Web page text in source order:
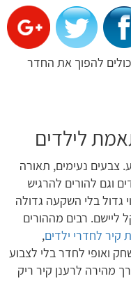
להפוך את החדר
לילדים
צבעים נעימים, תאורה
וגם להורים להרגיש
גדול בלי השקעה גדולה
ליישם. רבים מההורים
קיר לחדרי ילדים,
ואופי לחדר בלי לצבוע
מהירה לרענן קיר ריק